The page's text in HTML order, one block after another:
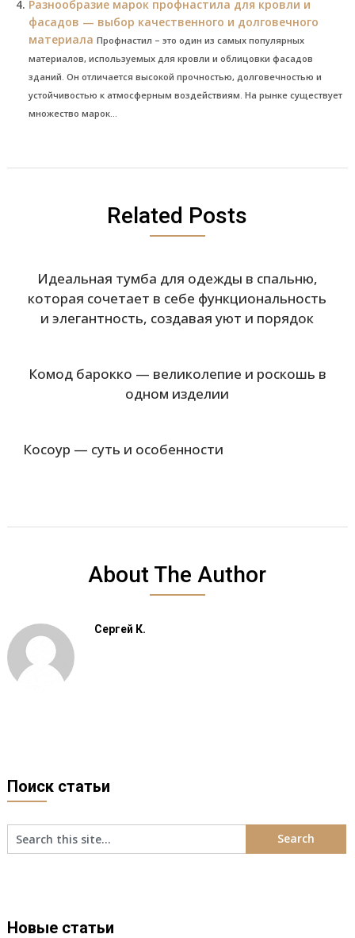
Разнообразие марок профнастила для кровли и
фасадов — выбор качественного и долговечного
материала Профнастил – это один из самых популярных
материалов, используемых для кровли и облицовки фасадов
зданий. Он отличается высокой прочностью, долговечностью и
устойчивостью к атмосферным воздействиям. На рынке существует
множество марок...
Related Posts
Идеальная тумба для одежды в спальню,
которая сочетает в себе функциональность
и элегантность, создавая уют и порядок
Комод барокко — великолепие и роскошь в
одном изделии
Косоур — суть и особенности
About The Author
Сергей К.
Поиск статьи
Новые статьи